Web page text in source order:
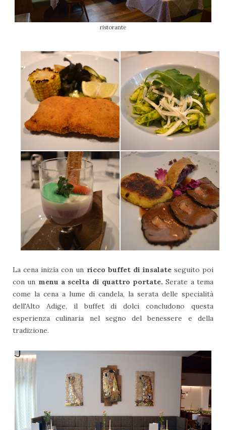
ristorante
La cena inizia con un ricco buffet di insalate seguito poi
con un menu a scelta di quattro portate. Serate a tema
come la cena a lume di candela, la serata delle specialità
dell'Alto Adige, il buffet di dolci concludono questa
esperienza culinaria nel segno del benessere e della
tradizione.